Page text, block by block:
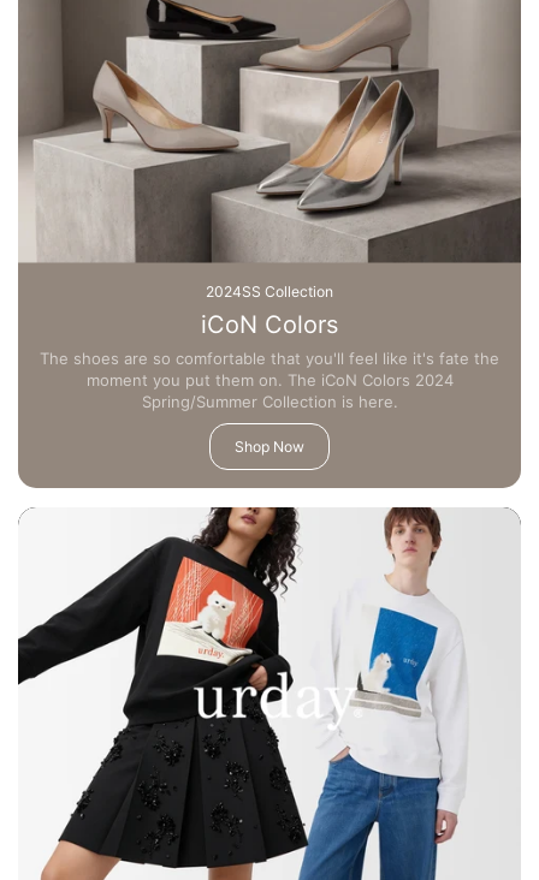
2024SS Collection
iCoN Colors
The shoes are so comfortable that you'll feel like it's fate the
moment you put them on. The iCoN Colors 2024
Spring/Summer Collection is here.
Shop Now